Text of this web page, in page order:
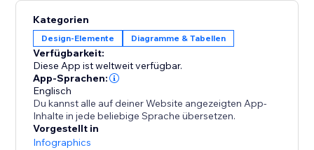
Charts-App hilft Ihnen, Informationen zu teilen, die
großartig aussehen, leicht verständlich sind und
Besucher fesseln.
Kategorien
Design-Elemente Diagramme & Tabellen
Verfügbarkeit:
Diese App ist weltweit verfügbar.
App-Sprachen:
Englisch
Du kannst alle auf deiner Website angezeigten App-
Inhalte in jede beliebige Sprache übersetzen.
Vorgestellt in
Infographics